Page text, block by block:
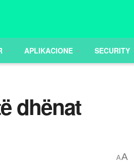
APLIKACIONE SECURITY
dhënat
AA